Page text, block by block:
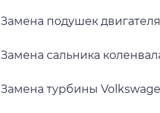
Замена подушек
Замена сальника
Замена турбины